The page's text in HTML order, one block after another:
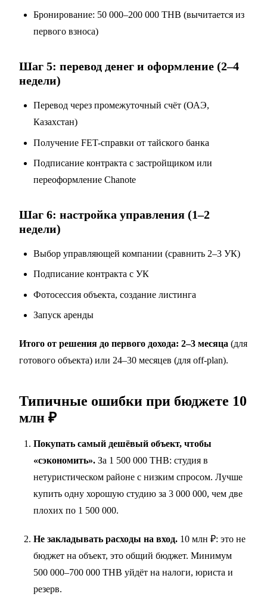
Бронирование: 50 000–200 000 THB (вычитается из
первого взноса)
Шаг 5: перевод денег и оформление (2–4
недели)
Перевод через промежуточный счёт (ОАЭ,
Казахстан)
Получение FET-справки от тайского банка
Подписание контракта с застройщиком или
переоформление Chanote
Шаг 6: настройка управления (1–2
недели)
Выбор управляющей компании (сравнить 2–3 УК)
Подписание контракта с УК
Фотосессия объекта, создание листинга
Запуск аренды
Итого от решения до первого дохода: 2–3 месяца (для
готового объекта) или 24–30 месяцев (для off-plan).
Типичные ошибки при бюджете 10
млн ₽
Покупать самый дешёвый объект, чтобы
«сэкономить». За 1 500 000 THB: студия в
нетуристическом районе с низким спросом. Лучше
купить одну хорошую студию за 3 000 000, чем две
плохих по 1 500 000.
Не закладывать расходы на вход. 10 млн ₽: это не
бюджет на объект, это общий бюджет. Минимум
500 000–700 000 THB уйдёт на налоги, юриста и
резерв.